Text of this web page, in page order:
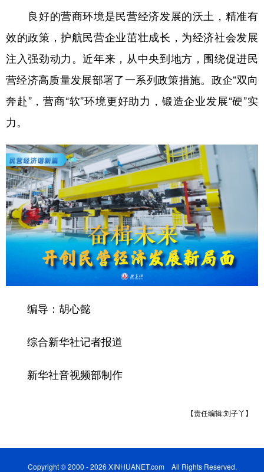
良好的营商环境是民营经济发展的沃土，精准有
效的政策，护航民营企业茁壮成长，为经济社会发展
注入强劲动力。近年来，从中央到地方，围绕促进民
营经济高质量发展部署了一系列政策措施。政企“双向
奔赴”，营商“软”环境更好助力，锻造企业发展“硬”实
力。
编导：胡心懿
综合新华社记者报道
新华社音视频部制作
【责任编辑:刘子丫】
Copyright © 2000 - 2026 XINHUANET.com All Rights Reserved.